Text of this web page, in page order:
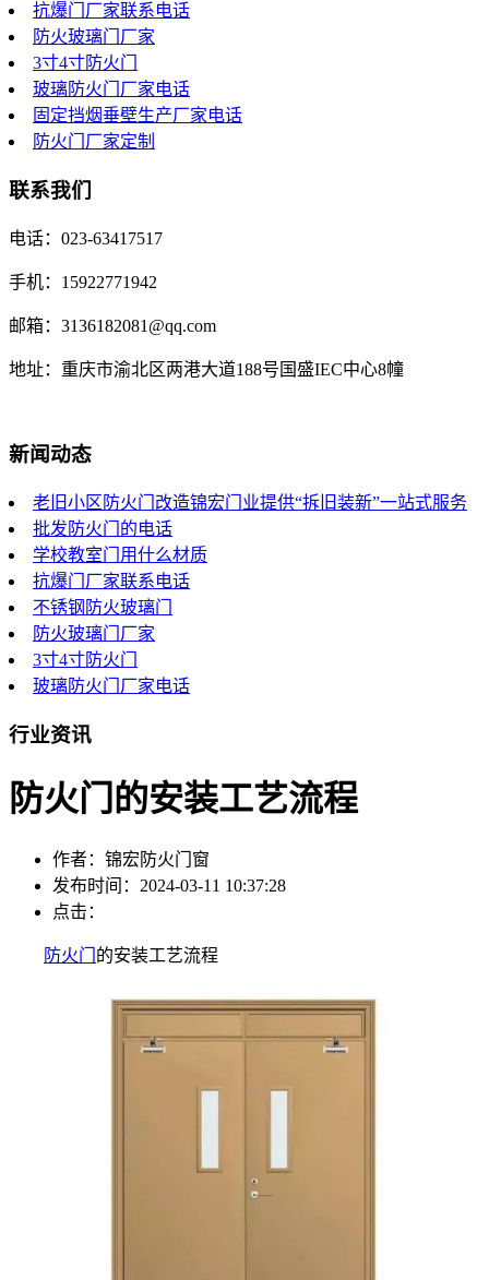
抗爆门厂家联系电话
防火玻璃门厂家
3寸4寸防火门
玻璃防火门厂家电话
固定挡烟垂壁生产厂家电话
防火门厂家定制
联系我们
电话：023-63417517
手机：15922771942
邮箱：3136182081@qq.com
地址：重庆市渝北区两港大道188号国盛IEC中心8幢
新闻动态
老旧小区防火门改造锦宏门业提供“拆旧装新”一站式服务
批发防火门的电话
学校教室门用什么材质
抗爆门厂家联系电话
不锈钢防火玻璃门
防火玻璃门厂家
3寸4寸防火门
玻璃防火门厂家电话
行业资讯
防火门的安装工艺流程
作者：锦宏防火门窗
发布时间：2024-03-11 10:37:28
点击：
防火门 的安装工艺流程